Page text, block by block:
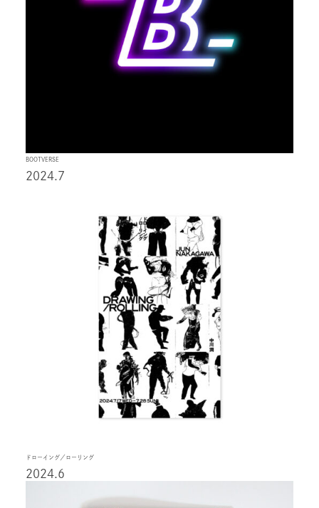
BOOTVERSE
2024.7
ドローイング／ローリング
2024.6